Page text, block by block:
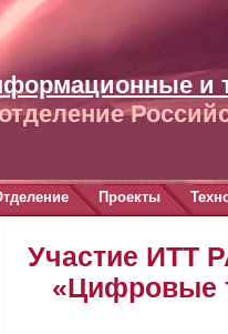
и
Участие ИТТ
«Цифровые
Проекты